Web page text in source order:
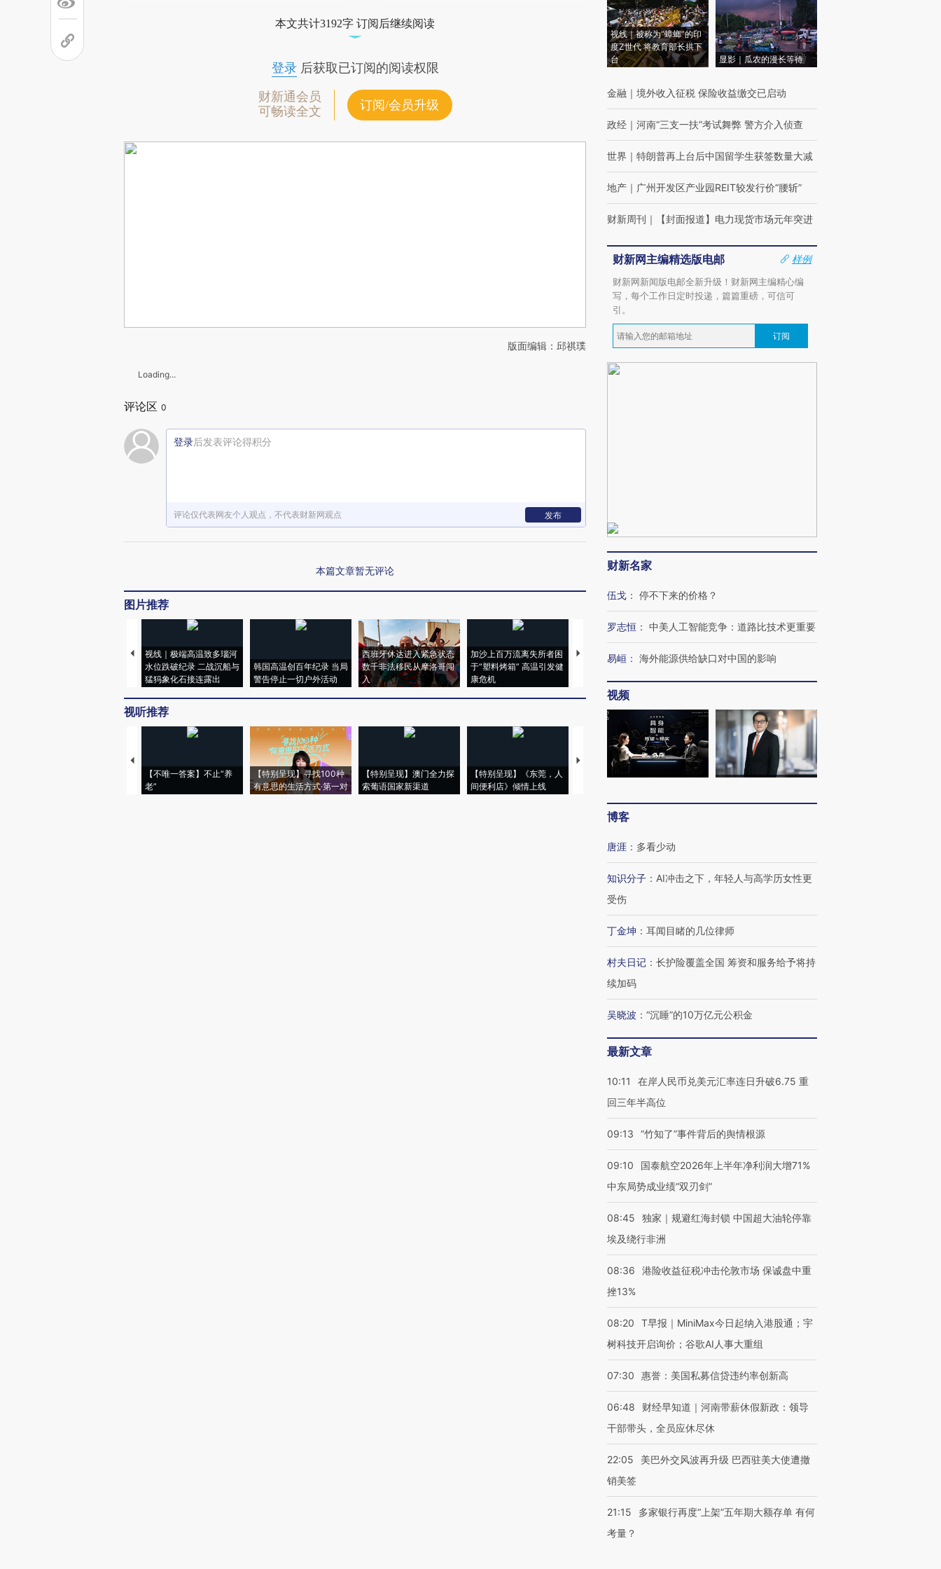
本文共计3192字 订阅后继续阅读
登录后获取已订阅的阅读权限
财新通会员
可畅读全文
订阅/会员升级
版面编辑：邱祺璞
Loading...
评论区 0
登录后发表评论得积分
评论仅代表网友个人观点，不代表财新网观点 发布
本篇文章暂无评论
图片推荐
视线｜极端高温致多瑙河
水位跌破纪录 二战沉船与
猛犸象化石接连露出
韩国高温创百年纪录 当局
警告停止一切户外活动
西班牙休达进入紧急状态
数千非法移民从摩洛哥闯
入
加沙上百万流离失所者困
于“塑料烤箱” 高温引发健
康危机
马航飞行员跨国走私7万
粒摇头丸 尿检体内含3种
泽连斯基密集出访美英 索
要防空导弹“救急”
13人遇难
视听推荐
【不唯一答案】不止“养
老”
【特别呈现】寻找100种
有意思的生活方式·第一对
【特别呈现】澳门全力探
索葡语国家新渠道
【特别呈现】《东莞，人
间便利店》倾情上线
【推广】走进第四届链博
会，让数智科技“链”接产
【特别呈现】寻找100种
【商旅对话】华住集团
CFO：不靠规模取胜，华
视线｜被称为“蟑螂”的印
度Z世代 将教育部长拱下
台
显影｜瓜农的漫长等待
金融 ｜ 境外收入征税 保险收益缴交已启动
政经 ｜ 河南“三支一扶”考试舞弊 警方介入侦查
世界 ｜ 特朗普再上台后中国留学生获签数量大减
地产 ｜ 广州开发区产业园REIT较发行价“腰斩”
财新周刊 ｜ 【封面报道】电力现货市场元年突进
财新网主编精选版电邮
样例
财新网新闻版电邮全新升级！财新网主编精心编
写，每个工作日定时投递，篇篇重磅，可信可
引。
订阅
财新名家
伍戈 ： 停不下来的价格？
罗志恒 ： 中美人工智能竞争：道路比技术更重要
易峘 ： 海外能源供给缺口对中国的影响
视频
博客
唐涯 ： 多看少动
知识分子 ： AI冲击之下，年轻人与高学历女性更
受伤
丁金坤 ： 耳闻目睹的几位律师
村夫日记 ： 长护险覆盖全国 筹资和服务给予将持
续加码
吴晓波 ： “沉睡”的10万亿元公积金
最新文章
10:11
在岸人民币兑美元汇率连日升破6.75 重
回三年半高位
09:13 “竹知了”事件背后的舆情根源
09:10
国泰航空2026年上半年净利润大增71%
中东局势成业绩“双刃剑”
08:45
独家｜规避红海封锁 中国超大油轮停靠
埃及绕行非洲
08:36
港险收益征税冲击伦敦市场 保诚盘中重
挫13%
08:20
T早报｜MiniMax今日起纳入港股通；宇
树科技开启询价；谷歌AI人事大重组
07:30 惠誉：美国私募信贷违约率创新高
06:48
财经早知道｜河南带薪休假新政：领导
干部带头，全员应休尽休
22:05
美巴外交风波再升级 巴西驻美大使遭撤
销美签
21:15
多家银行再度“上架”五年期大额存单 有何
考量？